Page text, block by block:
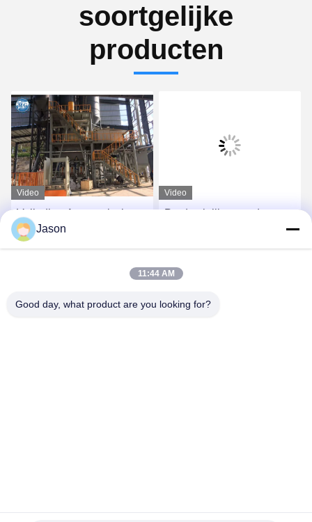
soortgelijke
producten
Video
Volledige Automatische
Droge Mortierproductielijn
met Robot/het Palletiseren
Video
Productielijn voor droge
investering
Jason
11:44 AM
Good day, what product are you looking for?